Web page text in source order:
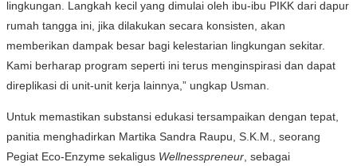
lingkungan. Langkah kecil yang dimulai oleh ibu-ibu PIKK dari dapur
rumah tangga ini, jika dilakukan secara konsisten, akan
memberikan dampak besar bagi kelestarian lingkungan sekitar.
Kami berharap program seperti ini terus menginspirasi dan dapat
direplikasi di unit-unit kerja lainnya,” ungkap Usman.
Untuk memastikan substansi edukasi tersampaikan dengan tepat,
panitia menghadirkan Martika Sandra Raupu, S.K.M., seorang
Pegiat Eco-Enzyme sekaligus Wellnesspreneur, sebagai